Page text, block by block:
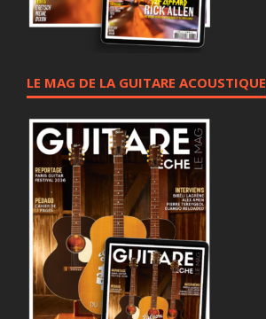
LE MAG DE LA GUITARE ACOUSTIQUE